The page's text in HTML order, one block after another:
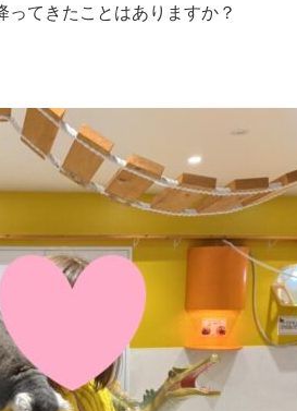
てきたことはありますか？